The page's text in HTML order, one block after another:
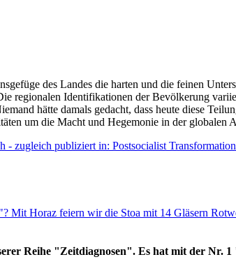
des Landes die harten und die feinen
regionalen Identifikationen der Bevölkerung
hätte damals gedacht, dass heute diese
um die Macht und Hegemonie in der globalen
zugleich publiziert in: Postsocialist
Mit Horaz feiern wir die Stoa mit 14 Gläsern
Reihe "Zeitdiagnosen". Es hat mit der Nr.